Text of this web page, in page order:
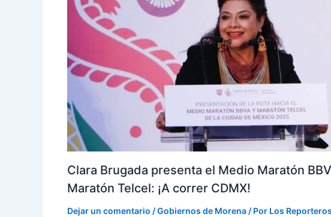
Clara Brugada presenta el Medio Maratón
Maratón Telcel: ¡A correr CDMX!
Dejar un comentario /Gobiernos de Morena / Por Los Reporteros